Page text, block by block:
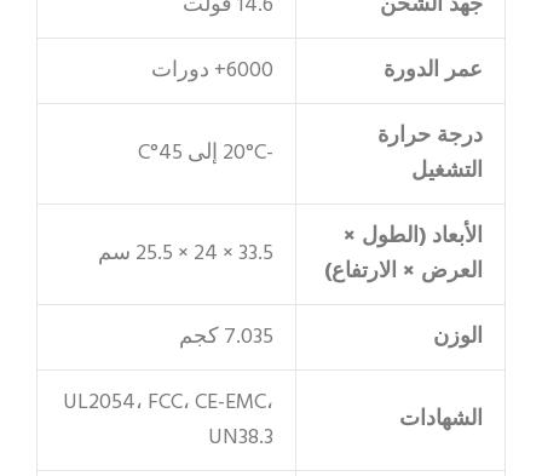
عمر الدورة
6000+ دورات
درجة حرارة
التشغيل
-20°C إلى 45°C
الأبعاد (الطول ×
العرض × الارتفاع)
33.5 × 24 × 25.5 سم
الوزن 7.035 كجم
الشهادات
UL2054، FCC، CE-EMC،
UN38.3